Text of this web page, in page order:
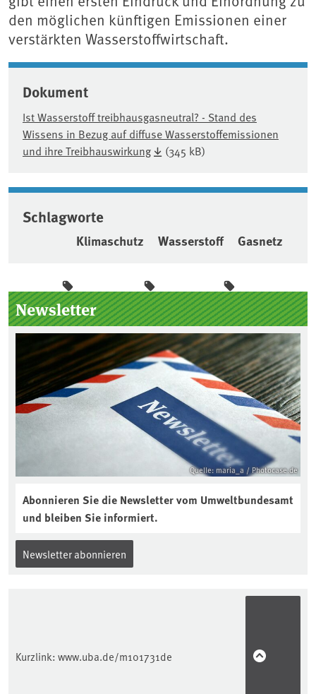
den möglichen künftigen Emissionen einer
verstärkten Wasserstoffwirtschaft.
Dokument
Ist Wasserstoff treibhausgasneutral? - Stand des
Wissens in Bezug auf diffuse Wasserstoffemissionen
und ihre Treibhauswirkung
(345 kB)
Schlagworte
Klimaschutz Wasserstoff Gasnetz
Seitenleiste
Newsletter
Quelle: maria_a / Photocase.de
Abonnieren Sie die Newsletter vom Umweltbundesamt
und bleiben Sie informiert.
Newsletter abonnieren
Kurzlink: www.uba.de/m101731de